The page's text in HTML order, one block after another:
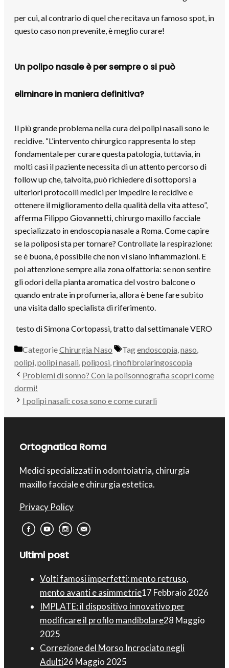
per cui, al contrario di quel che recitava un famoso spot, in
questo caso non prevenite, è meglio curare!
Un polipo nasale è per sempre o si può
eliminare in maniera definitiva?
Il più grande problema nella cura dei polipi nasali sono le
recidive. “L’intervento chirurgico rappresenta lo step
fondamentale per curare questa patologia, tuttavia, in
molti casi il paziente necessita di un attento percorso di
follow up che, talvolta, può richiedere di sottoporsi a
ulteriori protocolli medici per impedire le recidive e
ottenere il miglioramento della qualità della vita atteso”,
afferma Filippo Giovannetti, chirurgo maxillo facciale
specializzato in endoscopia nasale a Roma. Come capire
se la poliposi sta per tornare? Controllate la respirazione:
se è buona, è possibile che non vi siano infiammazioni. E
poi attenzione sempre alla zona olfattoria: se non sentire
gli odori della pianta aromatica del vostro balcone o
quando entrate in profumeria, allora è bene fare subito
una visita dallo specialista di riferimento.
testodi Simona Cortopassi, tratto dal settimanale VERO
CategorieChirurgia Naso Tagendoscopia,naso,
polipi,polipi nasali,poliposi,rinofibrolaringoscopia
Problemi di sonno? Con la polisonnografia scopri come
dormi!
I polipi nasali: cosa sono e come curarli
Ortognatica Roma
Medici specializzati in odontoiatria, chirurgia
maxillo facciale e chirurgia estetica.
Privacy Policy
Ultimi post
Volti famosi imperfetti: mento retruso,
mento avanti e asimmetrie17 Febbraio 2026
IMPLATE: il dispositivo innovativo per
modificare il profilo mandibolare28 Maggio
2025
Correzione del Morso Incrociato negli
Adulti26 Maggio 2025